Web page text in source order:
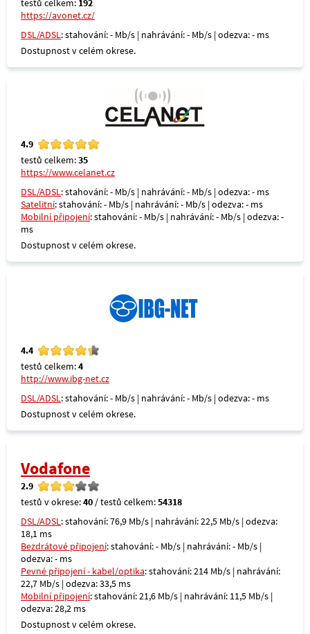
testů celkem: 192
https://avonet.cz/
DSL/ADSL: stahování: - Mb/s | nahrávání: - Mb/s | odezva: - ms
Dostupnost v celém okrese.
4.9
testů celkem:35
https://www.celanet.cz
DSL/ADSL: stahování: - Mb/s | nahrávání: - Mb/s | odezva: - ms
Satelitní: stahování: - Mb/s | nahrávání: - Mb/s | odezva: - ms
Mobilní připojení: stahování: - Mb/s | nahrávání: - Mb/s | odezva: -
ms
Dostupnost v celém okrese.
4.4
testů celkem:4
http://www.ibg-net.cz
DSL/ADSL: stahování: - Mb/s | nahrávání: - Mb/s | odezva: - ms
Dostupnost v celém okrese.
Vodafone
2.9
testů v okrese:40 / testů celkem:54318
DSL/ADSL: stahování: 76,9 Mb/s | nahrávání: 22,5 Mb/s | odezva:
18,1 ms
Bezdrátové připojení: stahování: - Mb/s | nahrávání: - Mb/s |
odezva: - ms
Pevné připojení - kabel/optika: stahování: 214 Mb/s | nahrávání:
22,7 Mb/s | odezva: 33,5 ms
Mobilní připojení: stahování: 21,6 Mb/s | nahrávání: 11,5 Mb/s |
odezva: 28,2 ms
Dostupnost v celém okrese.